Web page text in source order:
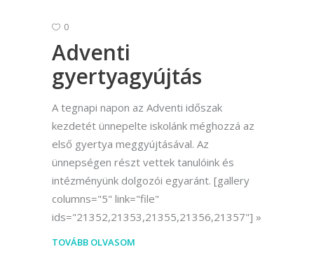
0
Adventi
gyertyagyújtás
A tegnapi napon az Adventi időszak
kezdetét ünnepelte iskolánk méghozzá az
első gyertya meggyújtásával. Az
ünnepségen részt vettek tanulóink és
intézményünk dolgozói egyaránt. [gallery
columns="5" link="file"
ids="21352,21353,21355,21356,21357"]
TOVÁBB OLVASOM